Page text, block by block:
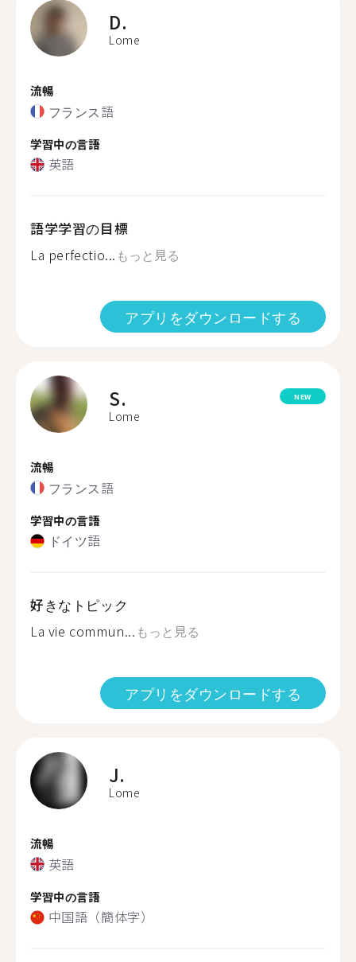
D.
Lome
流暢
フランス語
学習中の言語
英語
語学学習の目標
La perfectio... もっと見る
アプリをダウンロードする
S.
Lome
NEW
流暢
フランス語
学習中の言語
ドイツ語
好きなトピック
La vie commun... もっと見る
アプリをダウンロードする
J.
Lome
流暢
英語
学習中の言語
中国語（簡体字）